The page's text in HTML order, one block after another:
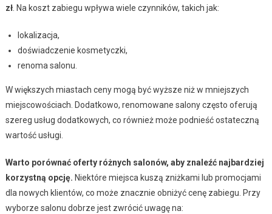
zł. Na koszt zabiegu wpływa wiele czynników, takich jak:
lokalizacja,
doświadczenie kosmetyczki,
renoma salonu.
W większych miastach ceny mogą być wyższe niż w mniejszych
miejscowościach. Dodatkowo, renomowane salony często oferują
szereg usług dodatkowych, co również może podnieść ostateczną
wartość usługi.
Warto porównać oferty różnych salonów, aby znaleźć najbardziej
korzystną opcję. Niektóre miejsca kuszą zniżkami lub promocjami
dla nowych klientów, co może znacznie obniżyć cenę zabiegu. Przy
wyborze salonu dobrze jest zwrócić uwagę na: